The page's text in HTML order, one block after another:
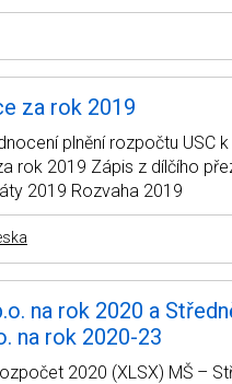
za rok 2019
plnění rozpočtu USC
rok 2019 Zápis z dílčího
2019 Rozvaha 2019
na rok 2020 a
na rok 2020-23
2020 (XLSX) MŠ –